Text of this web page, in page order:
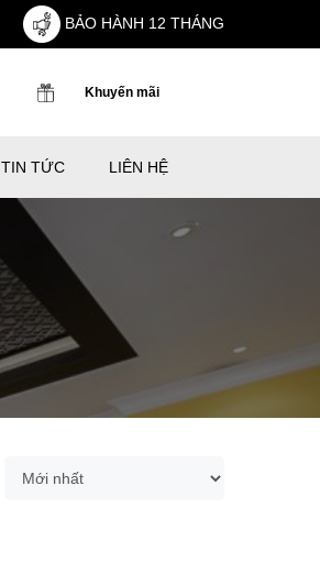
BẢO HÀNH 12 THÁNG
Khuyến mãi
TIN TỨC LIÊN HỆ